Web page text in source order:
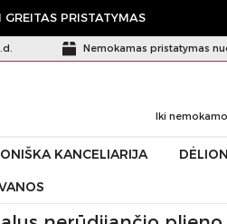
PRISTATYMAS
Nemokamas pristatymas
Iki
KANCELIARIJA
PSG-102